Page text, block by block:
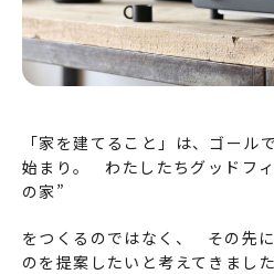
「家を建てること」は、ゴール
始まり。 わたしたちグッドフ
の家”
をつくるのではなく、 その先
のを提案したいと考えてきました